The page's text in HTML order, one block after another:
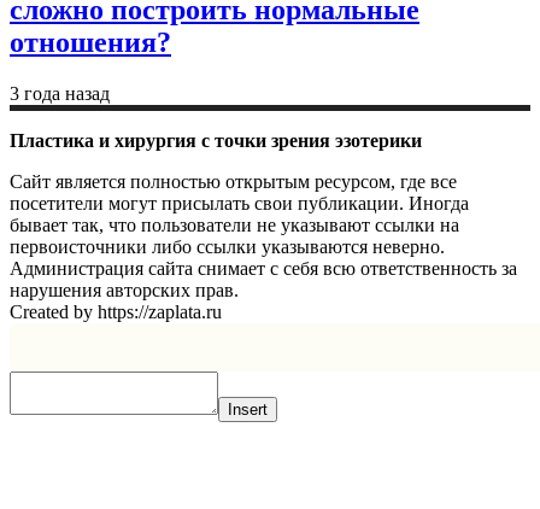
сложно построить нормальные
отношения?
3 года назад
Пластика и хирургия с точки зрения эзотерики
Сайт является полностью открытым ресурсом, где все
посетители могут присылать свои публикации. Иногда
бывает так, что пользователи не указывают ссылки на
первоисточники либо ссылки указываются неверно.
Администрация сайта снимает с себя всю ответственность за
нарушения авторских прав.
Created by https://zaplata.ru
Insert